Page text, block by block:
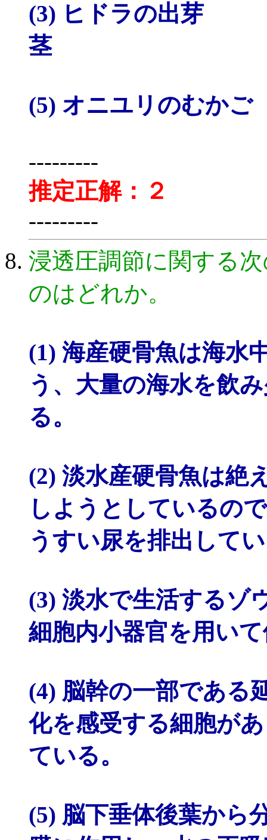
(3) ヒドラの
茎
(5) オニユリのむかご
---------
推定正解：２
---------
浸透圧調節に関する
のはどれか。
(1) 海産硬骨魚は海水
う、大量の海水を飲
る。
(2) 淡水産硬骨魚は絶
しようとしているの
うすい尿を排出して
(3) 淡水で生活するゾ
細胞内小器官を用い
(4) 脳幹の一部である
化を感受する細胞が
ている。
(5) 脳下垂体後葉から